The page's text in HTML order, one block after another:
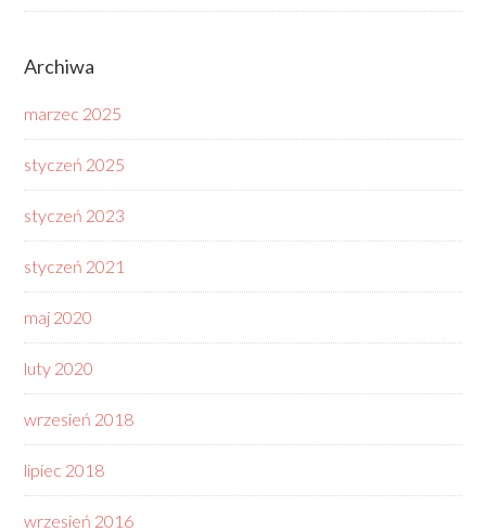
Archiwa
marzec 2025
styczeń 2025
styczeń 2023
styczeń 2021
maj 2020
luty 2020
wrzesień 2018
lipiec 2018
wrzesień 2016